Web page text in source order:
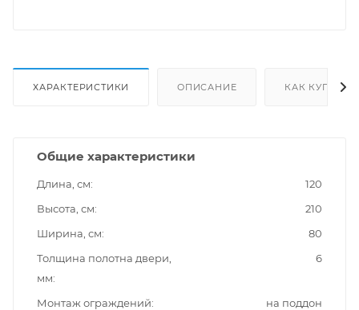
ХАРАКТЕРИСТИКИ ОПИСАНИЕ КАК КУПИТЬ
Общие характеристики
Длина, см
120
Высота, см
210
Ширина, см
80
Толщина полотна двери,
мм
6
Монтаж ограждений на поддон